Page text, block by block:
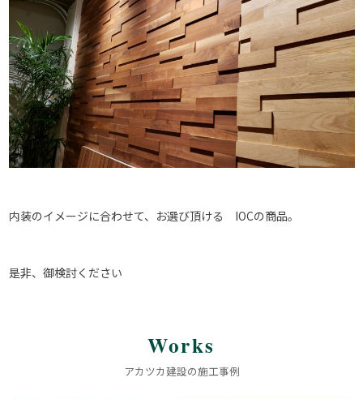
内装のイメージに合わせて、お選び頂ける IOCの商品。
是非、御検討ください
Works
アカツカ建設の施工事例